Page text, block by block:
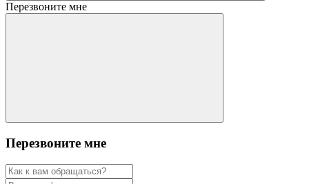
Перезвоните мне
Перезвоните мне